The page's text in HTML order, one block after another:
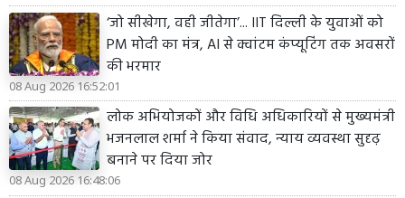
‘जो सीखेगा, वही जीतेगा’... IIT दिल्ली के युवाओं को
PM मोदी का मंत्र, AI से क्वांटम कंप्यूटिंग तक अवसरों
की भरमार
08 Aug 2026 16:52:01
लोक अभियोजकों और विधि अधिकारियों से मुख्यमंत्री
भजनलाल शर्मा ने किया संवाद, न्याय व्यवस्था सुदृढ़
बनाने पर दिया जोर
08 Aug 2026 16:48:06